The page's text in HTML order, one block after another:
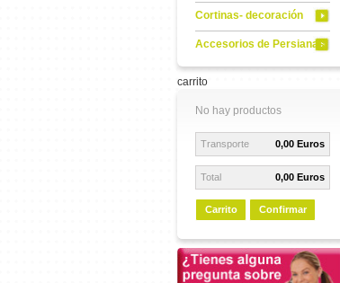
Cortinas- decoración
Accesorios de Persianas
carrito
No hay productos
0,00 Euros
Transporte
0,00 Euros
Total
Carrito Confirmar